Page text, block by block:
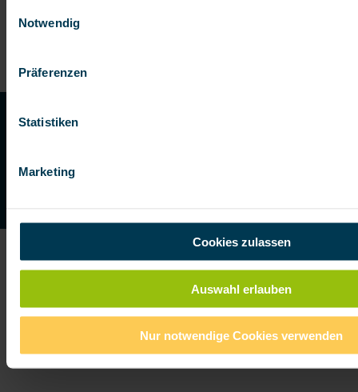
Notwendig
Präferenzen
Statistiken
Marketing
Cookies zulassen
Auswahl erlauben
Nur notwendige Cookies verwenden
Feuer, Einbruchdiebstahl oder Naturkatastrophen.
ZUR INHALTSVERSICHERUNG
INHALTSVERSICHERUNG
Weitere Artikel zum Thema